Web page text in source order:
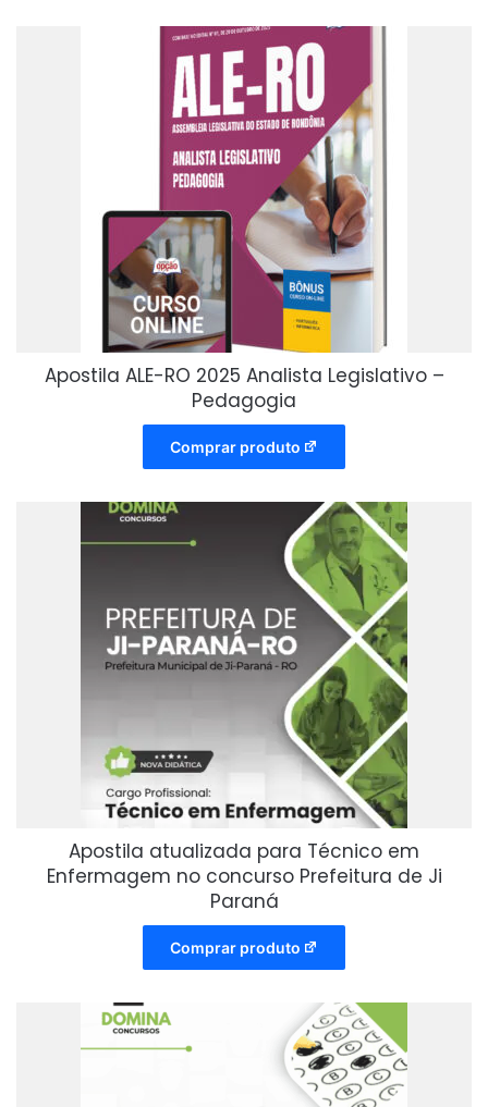
Apostila ALE-RO 2025 Analista Legislativo –
Pedagogia
Comprar produto
Apostila atualizada para Técnico em
Enfermagem no concurso Prefeitura de Ji
Paraná
Comprar produto